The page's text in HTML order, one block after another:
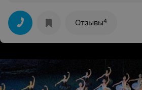
Девчата администраторы всегда
отзывчивые. За красотой и хорошим
только к вам
Отзывы4